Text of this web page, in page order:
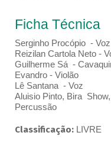
Ficha Técnica
Serginho Procópio -
Reizilan Cartola Neto -
Guilherme Sá -
Evandro - Violão
Lê Santana - Voz
Aluisio Pinto, Bira
Percussão
Classificação: LIVRE